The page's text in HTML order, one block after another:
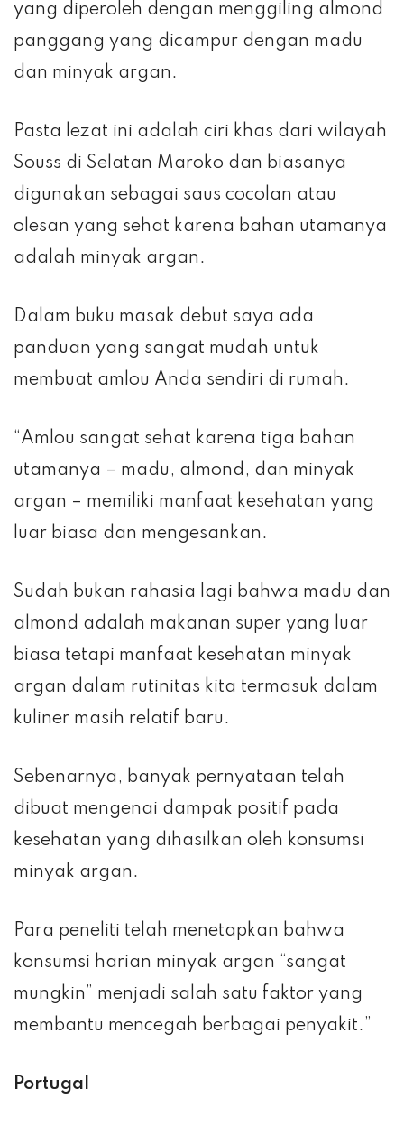
yang diperoleh dengan menggiling almond
panggang yang dicampur dengan madu
dan minyak argan.
Pasta lezat ini adalah ciri khas dari wilayah
Souss di Selatan Maroko dan biasanya
digunakan sebagai saus cocolan atau
olesan yang sehat karena bahan utamanya
adalah minyak argan.
Dalam buku masak debut saya ada
panduan yang sangat mudah untuk
membuat amlou Anda sendiri di rumah.
“Amlou sangat sehat karena tiga bahan
utamanya – madu, almond, dan minyak
argan – memiliki manfaat kesehatan yang
luar biasa dan mengesankan.
Sudah bukan rahasia lagi bahwa madu dan
almond adalah makanan super yang luar
biasa tetapi manfaat kesehatan minyak
argan dalam rutinitas kita termasuk dalam
kuliner masih relatif baru.
Sebenarnya, banyak pernyataan telah
dibuat mengenai dampak positif pada
kesehatan yang dihasilkan oleh konsumsi
minyak argan.
Para peneliti telah menetapkan bahwa
konsumsi harian minyak argan “sangat
mungkin” menjadi salah satu faktor yang
membantu mencegah berbagai penyakit.”
Portugal